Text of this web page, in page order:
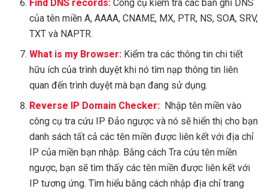
Find DNS records: Công cụ kiếm tra các bản ghi DNS
của tên miền A, AAAA, CNAME, MX, PTR, NS, SOA, SRV,
TXT và NAPTR.
What is my Browser: Kiểm tra các thông tin chi tiết
hữu ích của trình duyệt khi nó tìm nạp thông tin liên
quan đến trình duyệt mà bạn đang sử dụng.
Reverse IP Domain Checker: Nhập tên miền vào
công cụ tra cứu IP Đảo ngược và nó sẽ hiển thị cho bạn
danh sách tất cả các tên miền được liên kết với địa chỉ
IP của miền bạn nhập. Bằng cách Tra cứu tên miền
ngược, bạn sẽ tìm thấy các tên miền được liên kết với
IP tương ứng. Tìm hiểu bằng cách nhập địa chỉ trang